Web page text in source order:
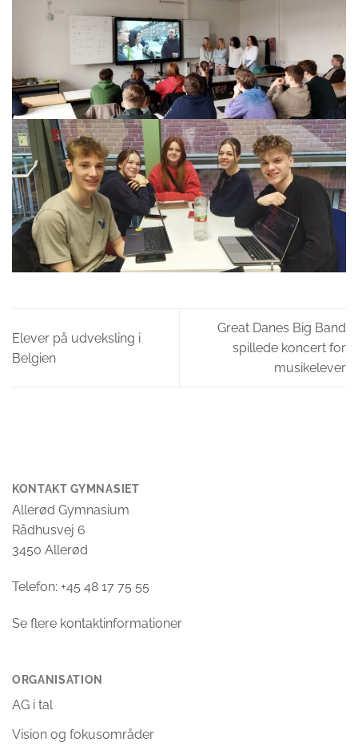
Elever på udveksling i
Belgien
Great Danes Big Band
spillede koncert for
musikelever
KONTAKT GYMNASIET
Allerød Gymnasium
Rådhusvej 6
3450 Allerød
Telefon: +45 48 17 75 55
Se flere kontaktinformationer
ORGANISATION
AG i tal
Vision og fokusområder